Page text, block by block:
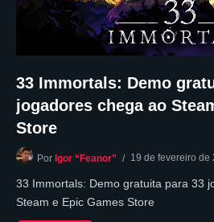
33 Immortals: Demo
jogadores chega ao
Store
Por Igor “Feanor” 19 de fevereiro de
33 Immortals: Demo gratuita para 33
Steam e Epic Games Store